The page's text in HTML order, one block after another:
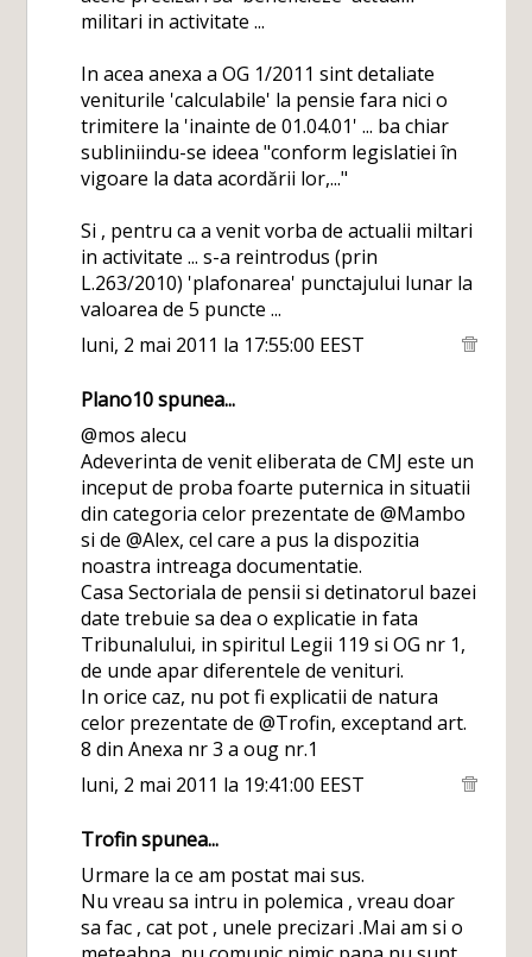
militari in activitate ...
In acea anexa a OG 1/2011 sint detaliate
veniturile 'calculabile' la pensie fara nici o
trimitere la 'inainte de 01.04.01' ... ba chiar
subliniindu-se ideea "conform legislatiei în
vigoare la data acordării lor,..."
Si , pentru ca a venit vorba de actualii miltari
in activitate ... s-a reintrodus (prin
L.263/2010) 'plafonarea' punctajului lunar la
valoarea de 5 puncte ...
luni, 2 mai 2011 la 17:55:00 EEST
Plano10spunea...
@mos alecu
Adeverinta de venit eliberata de CMJ este un
inceput de proba foarte puternica in situatii
din categoria celor prezentate de @Mambo
si de @Alex, cel care a pus la dispozitia
noastra intreaga documentatie.
Casa Sectoriala de pensii si detinatorul bazei
date trebuie sa dea o explicatie in fata
Tribunalului, in spiritul Legii 119 si OG nr 1,
de unde apar diferentele de venituri.
In orice caz, nu pot fi explicatii de natura
celor prezentate de @Trofin, exceptand art.
8 din Anexa nr 3 a oug nr.1
luni, 2 mai 2011 la 19:41:00 EEST
Trofinspunea...
Urmare la ce am postat mai sus.
Nu vreau sa intru in polemica , vreau doar
sa fac , cat pot , unele precizari .Mai am si o